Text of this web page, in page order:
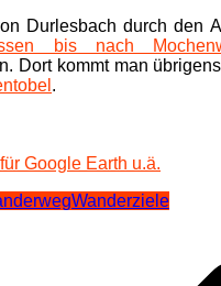
Durlesbach durch den
bis nach
Dort kommt man
.
Google Earth u.ä.
Wanderziele